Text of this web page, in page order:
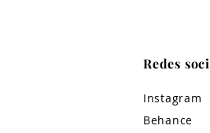
Redes
Instagram
Behance